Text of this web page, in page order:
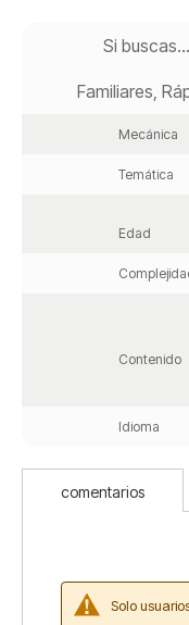
Si buscas...
Familiares,
Mecánica
Temática
Edad
Contenido
Idioma
comentarios
Solo